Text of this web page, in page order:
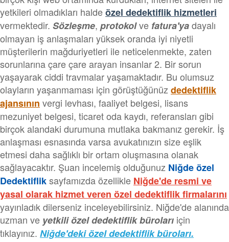
yetkileri olmadıkları haldeözel dedektiflik hizmetleri
vermektedir. Sözleşme, protokolve fatura'yadayalı
olmayan iş anlaşmaları yüksek oranda iyi niyetli
müşterilerin mağduriyetleri ile neticelenmekte, zaten
sorunlarına çare çare arayan insanlar 2. Bir sorun
yaşayarak ciddi travmalar yaşamaktadır. Bu olumsuz
olayların yaşanmaması için görüştüğünüzdedektiflik
ajansının vergi levhası, faaliyet belgesi, lisans
mezuniyet belgesi, ticaret oda kaydı, referansları gibi
birçok alandaki durumuna mutlaka bakmanız gerekir. İş
anlaşması esnasında varsa avukatınızın size eşlik
etmesi daha sağlıklı bir ortam oluşmasına olanak
sağlayacaktır. Şuan incelemiş olduğunuz Niğde özel
Dedektifliksayfamızda özellikle Niğde'de resmi ve
yasal olarak hizmet veren özel dedektiflik firmalarını
yayınladık dilerseniz inceleyebilirsiniz. Niğde'de alanında
uzman ve yetkili özel dedektiflik büroları için
tıklayınız. Niğde'deki özel dedektiflik büroları.